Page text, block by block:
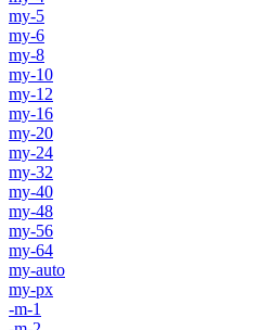
my-5
my-6
my-8
my-10
my-12
my-16
my-20
my-24
my-32
my-40
my-48
my-56
my-64
my-auto
my-px
-m-1